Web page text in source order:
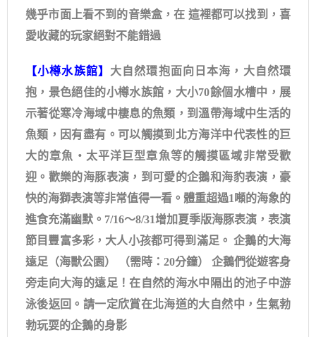
幾乎市面上看不到的音樂盒，在 這裡都可以找到，喜
愛收藏的玩家絕對不能錯過
【小樽水族館】 大自然環抱面向日本海，大自然環
抱，景色絕佳的小樽水族館，大小70餘個水槽中，展
示著從寒冷海域中棲息的魚類，到溫帶海域中生活的
魚類，因有盡有。可以觸摸到北方海洋中代表性的巨
大的章魚・太平洋巨型章魚等的觸摸區域非常受歡
迎。歡樂的海豚表演，到可愛的企鵝和海豹表演，豪
快的海獅表演等非常值得一看。體重超過1噸的海象的
進食充滿幽默。7/16～8/31增加夏季版海豚表演，表演
節目豐富多彩，大人小孩都可得到滿足。 企鵝的大海
遠足（海獸公園） （需時：20分鐘） 企鵝們從遊客身
旁走向大海的遠足！在自然的海水中隔出的池子中游
泳後返回。請一定欣賞在北海道的大自然中，生氣勃
勃玩耍的企鵝的身影